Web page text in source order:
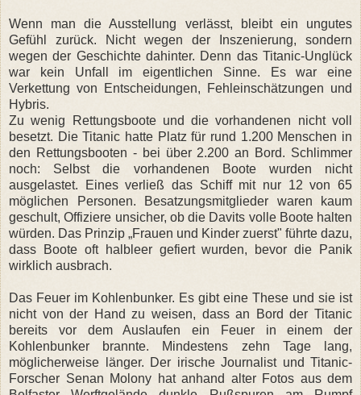
Wenn man die Ausstellung verlässt, bleibt ein ungutes
Gefühl zurück. Nicht wegen der Inszenierung, sondern
wegen der Geschichte dahinter. Denn das Titanic-Unglück
war kein Unfall im eigentlichen Sinne. Es war eine
Verkettung von Entscheidungen, Fehleinschätzungen und
Hybris.
Zu wenig Rettungsboote und die vorhandenen nicht voll
besetzt. Die Titanic hatte Platz für rund 1.200 Menschen in
den Rettungsbooten - bei über 2.200 an Bord. Schlimmer
noch: Selbst die vorhandenen Boote wurden nicht
ausgelastet. Eines verließ das Schiff mit nur 12 von 65
möglichen Personen. Besatzungsmitglieder waren kaum
geschult, Offiziere unsicher, ob die Davits volle Boote halten
würden. Das Prinzip „Frauen und Kinder zuerst" führte dazu,
dass Boote oft halbleer gefiert wurden, bevor die Panik
wirklich ausbrach.
Das Feuer im Kohlenbunker. Es gibt eine These und sie ist
nicht von der Hand zu weisen, dass an Bord der Titanic
bereits vor dem Auslaufen ein Feuer in einem der
Kohlenbunker brannte. Mindestens zehn Tage lang,
möglicherweise länger. Der irische Journalist und Titanic-
Forscher Senan Molony hat anhand alter Fotos aus dem